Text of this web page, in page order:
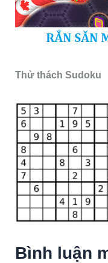
Thử thách Sudoku
Bình luận